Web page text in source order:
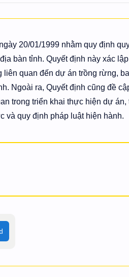
20/01/1999 nhằm quy định
bàn tỉnh. Quyết định này xác
liên quan đến dự án trồng rừng,
Ngoài ra, Quyết định cũng đề
trong triển khai thực hiện dự án,
và quy định pháp luật hiện hành.